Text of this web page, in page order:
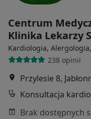
Centrum
Klinika Lekarzy
Kardiologia,
238 opinii
Przylesie 8,
Konsultacja